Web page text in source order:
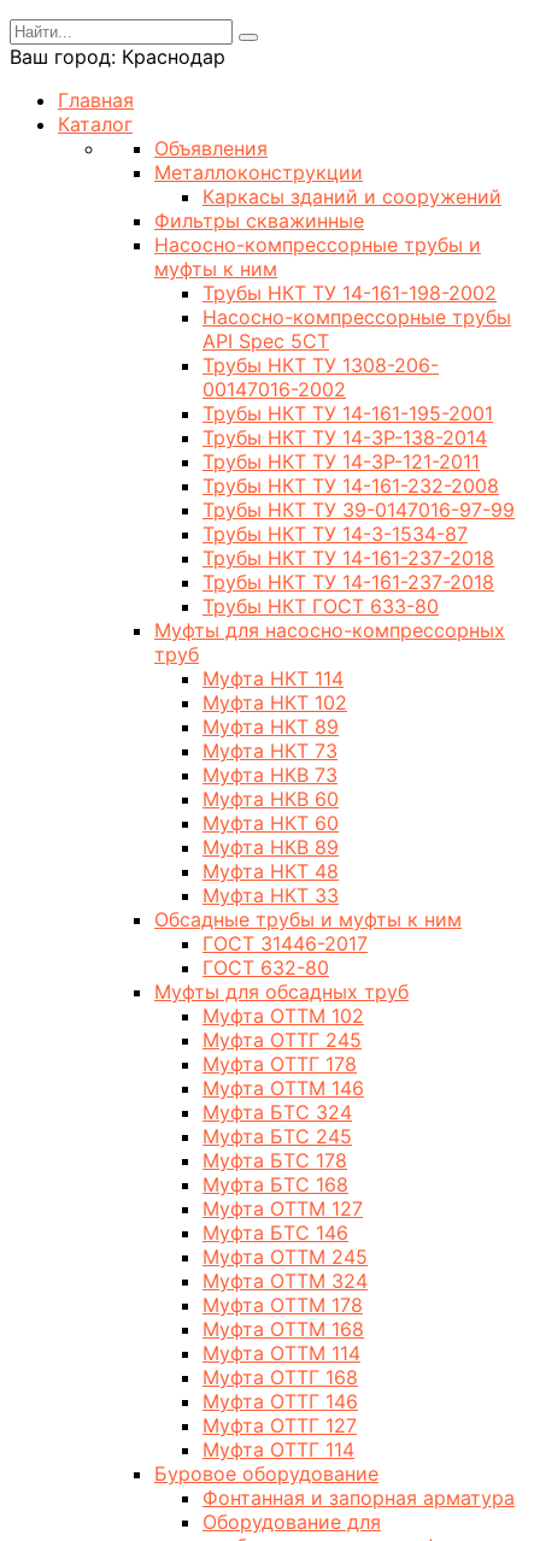
Ваш город: Краснодар
Главная
Каталог
Объявления
Металлоконструкции
Каркасы зданий и сооружений
Фильтры скважинные
Насосно-компрессорные трубы и
муфты к ним
Трубы НКТ ТУ 14-161-198-2002
Насосно-компрессорные трубы
API Spec 5CT
Трубы НКТ ТУ 1308-206-
00147016-2002
Трубы НКТ ТУ 14-161-195-2001
Трубы НКТ ТУ 14-3Р-138-2014
Трубы НКТ ТУ 14-3Р-121-2011
Трубы НКТ ТУ 14-161-232-2008
Трубы НКТ ТУ 39-0147016-97-99
Трубы НКТ ТУ 14-3-1534-87
Трубы НКТ ТУ 14-161-237-2018
Трубы НКТ ТУ 14-161-237-2018
Трубы НКТ ГОСТ 633-80
Муфты для насосно-компрессорных
труб
Муфта НКТ 114
Муфта НКТ 102
Муфта НКТ 89
Муфта НКТ 73
Муфта НКВ 73
Муфта НКВ 60
Муфта НКТ 60
Муфта НКВ 89
Муфта НКТ 48
Муфта НКТ 33
Обсадные трубы и муфты к ним
ГОСТ 31446-2017
ГОСТ 632-80
Муфты для обсадных труб
Муфта ОТТМ 102
Муфта ОТТГ 245
Муфта ОТТГ 178
Муфта ОТТМ 146
Муфта БТС 324
Муфта БТС 245
Муфта БТС 178
Муфта БТС 168
Муфта ОТТМ 127
Муфта БТС 146
Муфта ОТТМ 245
Муфта ОТТМ 324
Муфта ОТТМ 178
Муфта ОТТМ 168
Муфта ОТТМ 114
Муфта ОТТГ 168
Муфта ОТТГ 146
Муфта ОТТГ 127
Муфта ОТТГ 114
Буровое оборудование
Фонтанная и запорная арматура
Оборудование для